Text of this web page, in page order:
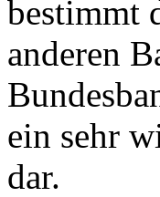
bestimmt
anderen
ein sehr
dar.